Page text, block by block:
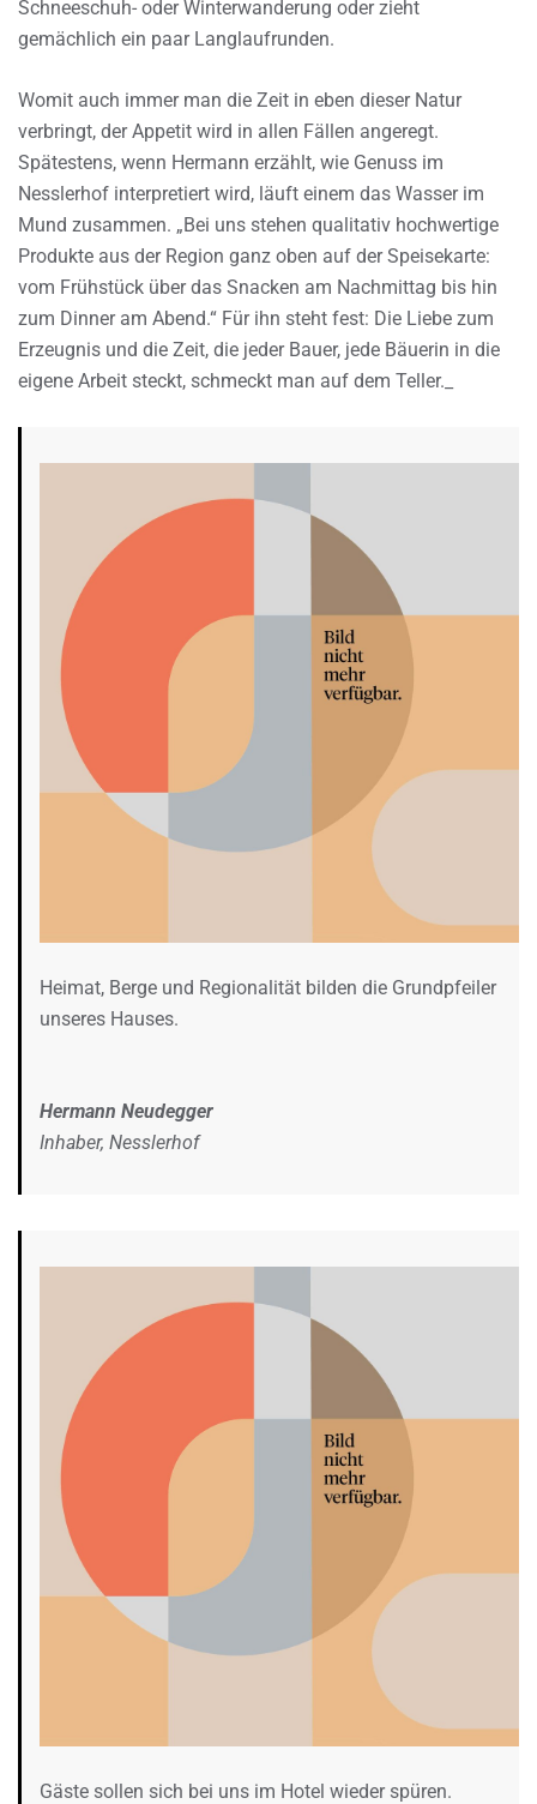
Schneeschuh- oder Winterwanderung oder zieht
gemächlich ein paar Langlaufrunden.
Womit auch immer man die Zeit in eben dieser Natur
verbringt, der Appetit wird in allen Fällen angeregt.
Spätestens, wenn Hermann erzählt, wie Genuss im
Nesslerhof interpretiert wird, läuft einem das Wasser im
Mund zusammen. „Bei uns stehen qualitativ hochwertige
Produkte aus der Region ganz oben auf der Speisekarte:
vom Frühstück über das Snacken am Nachmittag bis hin
zum Dinner am Abend.“ Für ihn steht fest: Die Liebe zum
Erzeugnis und die Zeit, die jeder Bauer, jede Bäuerin in die
eigene Arbeit steckt, schmeckt man auf dem Teller._
Heimat, Berge und Regionalität bilden die Grundpfeiler
unseres Hauses.
Hermann Neudegger
Inhaber, Nesslerhof
Gäste sollen sich bei uns im Hotel wieder spüren.